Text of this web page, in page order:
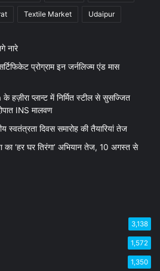
Textile Market Udaipur
नारे
प्रोग्राम इन जर्नलिज्म एंड मास
प्लान्ट में निर्मित स्टील से सुसज्जित
INS मालवण
दिवस समारोह की तैयारियां तेज
का ‘हर घर तिरंगा’ अभियान तेज, 10 अगस्त से
3,138
1,572
1,350